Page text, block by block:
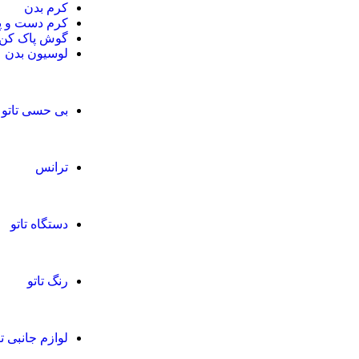
کرم بدن
کرم دست و
گوش پاک
لوسیون بدن
بی حسی تاتو
ترانس
دستگاه تاتو
رنگ تاتو
لوازم جانبی